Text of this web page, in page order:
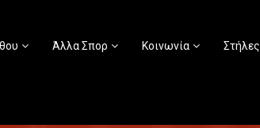
Άλλα Σπορ Κοινωνία Στήλες